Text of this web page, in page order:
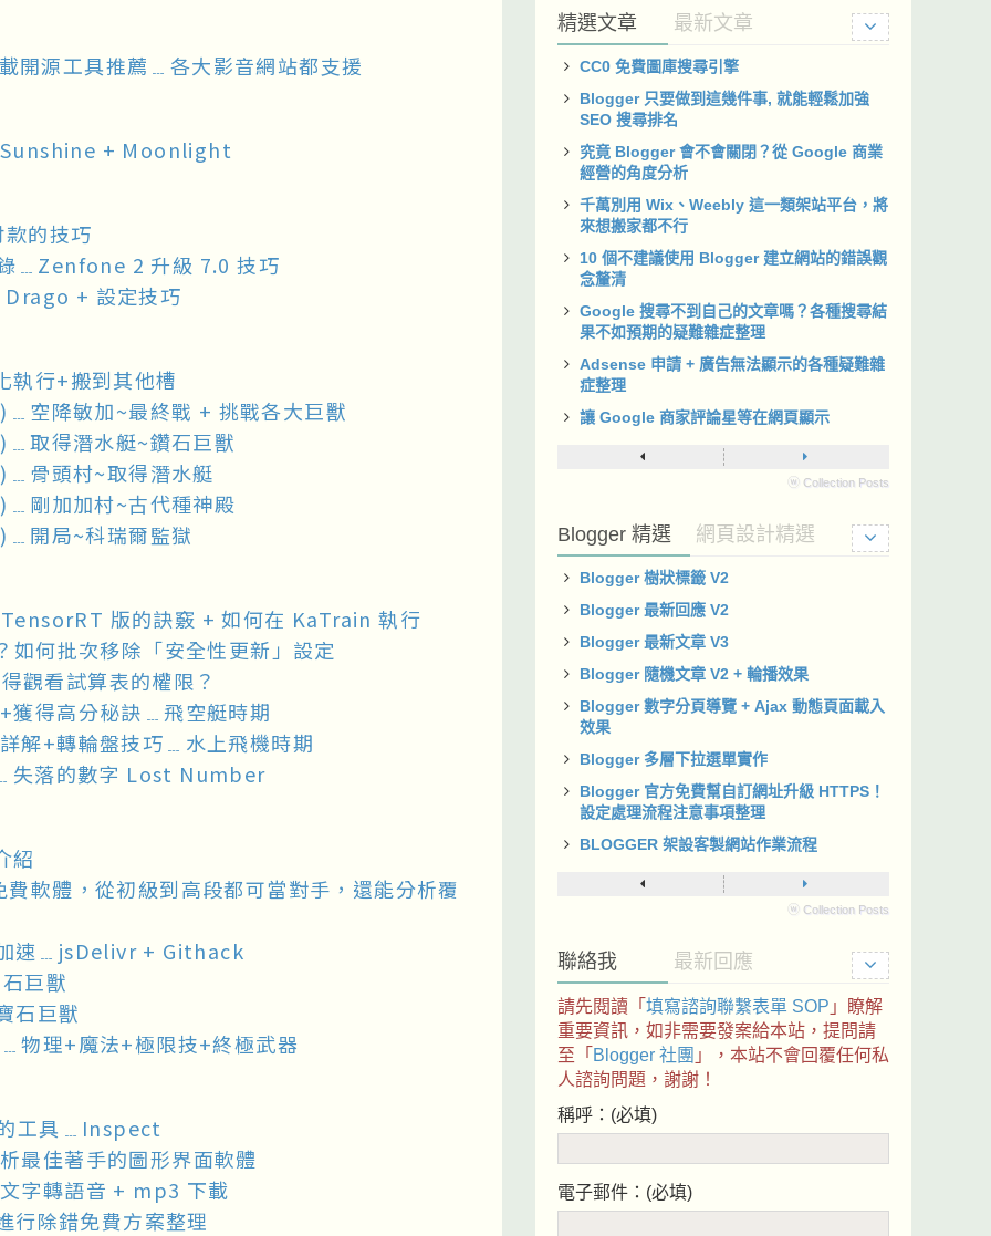
開源工具推薦﹍各大影音網站都支援
+ Moonlight
的技巧
﹍Zenfone 2 升級 7.0 技巧
Drago + 設定技巧
執行+搬到其他槽
空降敏加~最終戰 + 挑戰各大巨獸
取得潛水艇~鑽石巨獸
骨頭村~取得潛水艇
剛加加村~古代種神殿
開局~科瑞爾監獄
版的訣竅 + 如何在 KaTrain 執行
何批次移除「安全性更新」設定
觀看試算表的權限？
獲得高分秘訣﹍飛空艇時期
解+轉輪盤技巧﹍水上飛機時期
失落的數字 Lost Number
紹
軟體，從初級到高段都可當對手，還能分析覆
速﹍jsDelivr + Githack
巨獸
石巨獸
物理+魔法+極限技+終極武器
工具﹍Inspect
最佳著手的圖形界面軟體
字轉語音 + mp3 下載
除錯免費方案整理
精選文章 最新文章
CC0 免費圖庫搜尋引擎
Blogger 只要做到這幾件事, 就能輕鬆加強
SEO 搜尋排名
究竟 Blogger 會不會關閉？從 Google 商業
經營的角度分析
千萬別用 Wix、Weebly 這一類架站平台，將
來想搬家都不行
10 個不建議使用 Blogger 建立網站的錯誤觀
念釐清
Google 搜尋不到自己的文章嗎？各種搜尋結
果不如預期的疑難雜症整理
Adsense 申請 + 廣告無法顯示的各種疑難雜
症整理
讓 Google 商家評論星等在網頁顯示
ⓦ Collection Posts
Blogger 精選 網頁設計精選
Blogger 樹狀標籤 V2
Blogger 最新回應 V2
Blogger 最新文章 V3
Blogger 隨機文章 V2 + 輪播效果
Blogger 數字分頁導覽 + Ajax 動態頁面載入
效果
Blogger 多層下拉選單實作
Blogger 官方免費幫自訂網址升級 HTTPS！
設定處理流程注意事項整理
BLOGGER 架設客製網站作業流程
ⓦ Collection Posts
聯絡我 最新回應
請先閱讀「 填寫諮詢聯繫表單 SOP 」瞭解
重要資訊，如非需要發案給本站，提問請
至「 Blogger 社團 」，本站不會回覆任何私
人諮詢問題，謝謝！
稱呼：(必填)
電子郵件：(必填)